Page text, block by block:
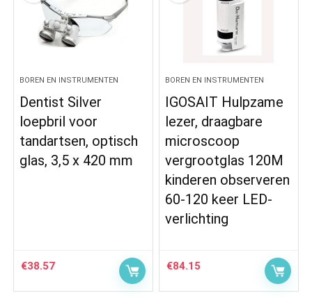
BOREN EN INSTRUMENTEN
Dentist Silver
loepbril voor
tandartsen, optisch
glas, 3,5 x 420 mm
€38.57
BOREN EN INSTRUMENTEN
IGOSAIT Hulpzame
lezer, draagbare
microscoop
vergrootglas 120M
kinderen observeren
60-120 keer LED-
verlichting
€84.15